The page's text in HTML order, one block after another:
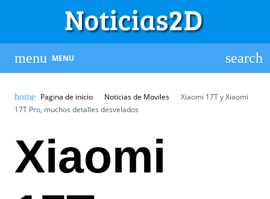
MENU
Pagina de inicio Noticias de Moviles
Xiaomi 17T y Xiaomi
17T Pro, muchos detalles desvelados
Xiaomi